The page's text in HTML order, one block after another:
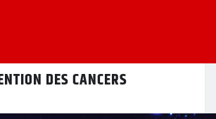
DES CANCERS